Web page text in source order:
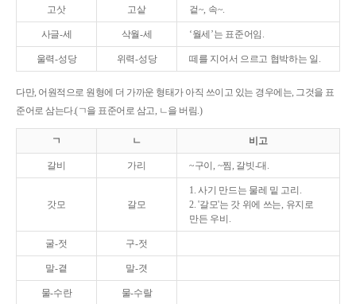
고삿 고샅 겉~, 속~.
사글-세 삭월-세 ‘월세’는 표준어임.
울력-성당 위력-성당 떼를 지어서 으르고 협박하는 일.
다만, 어원적으로 원형에 더 가까운 형태가 아직 쓰이고 있는 경우에는, 그것을 표
준어로 삼는다.(ㄱ을 표준어로 삼고, ㄴ을 버림.)
ㄱ ㄴ 비고
갈비 가리 ~구이, ~찜, 갈빗-대.
갓모 갈모
1. 사기 만드는 물레 밑 고리.
2. '갈모'는 갓 위에 쓰는, 유지로
만든 우비.
굴-젓 구-젓
말-곁 말-겻
물-수란 물-수랄